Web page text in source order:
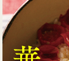
サラダ
コトコト
Kinari